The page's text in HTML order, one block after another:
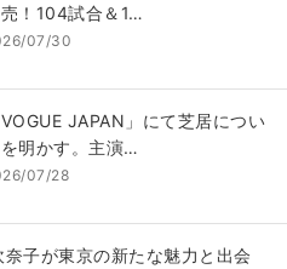
！104試合＆1…
07/30
JAPAN」にて芝居につい
明かす。主演…
07/28
子が東京の新たな魅力と出会